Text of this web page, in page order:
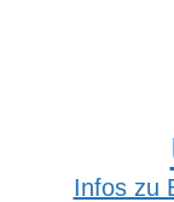
Infos zu